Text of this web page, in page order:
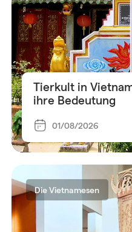
Tierkult in
ihre Bedeutung
01/08/2026
Die Vietnamesen